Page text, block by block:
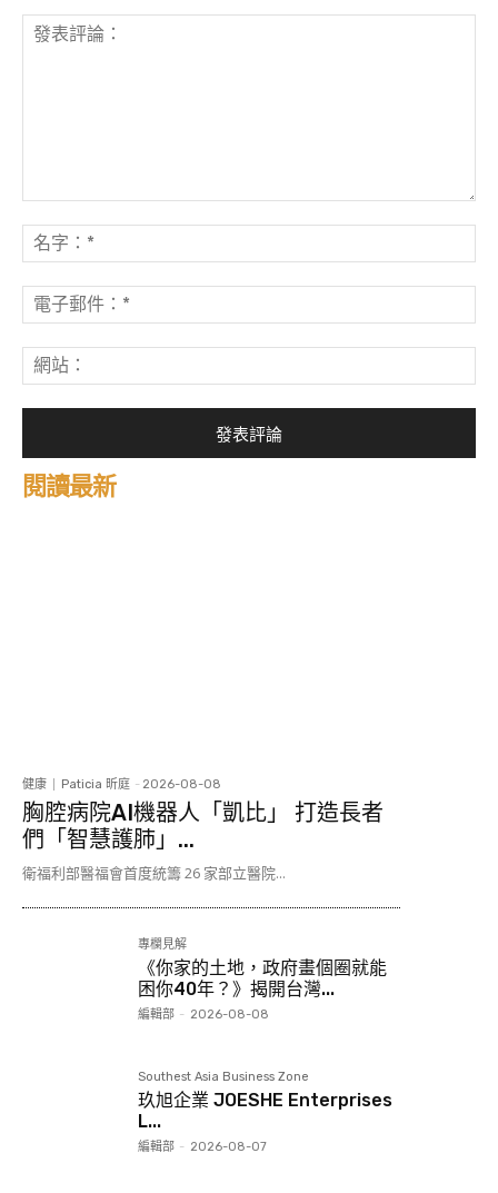
表
評
論：
字
*
子
郵
*站
閱讀最新
健康 Paticia 昕庭 - 2026-08-08
胸腔病院AI機器人「凱比」 打造長者
們「智慧護肺」...
衛福利部醫福會首度統籌 26 家部立醫院...
專欄見解
《你家的土地，政府畫個圈就能
困你40年？》揭開台灣...
編輯部 - 2026-08-08
Southest Asia Business Zone
玖旭企業 JOESHE Enterprises
L...
編輯部 - 2026-08-07